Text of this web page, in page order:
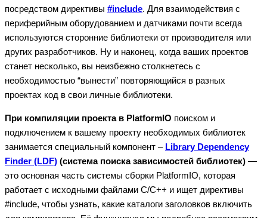
посредством директивы #include. Для взаимодействия с
периферийным оборудованием и датчиками почти всегда
используются сторонние библиотеки от производителя или
других разработчиков. Ну и наконец, когда ваших проектов
станет несколько, вы неизбежно столкнетесь с
необходимостью “вынести” повторяющийся в разных
проектах код в свои личные библиотеки.
При компиляции проекта в PlatformIO поиском и
подключением к вашему проекту необходимых библиотек
занимается специальный компонент – Library Dependency
Finder (LDF) (система поиска зависимостей библиотек) —
это основная часть системы сборки PlatformIO, которая
работает с исходными файлами C/C++ и ищет директивы
#include, чтобы узнать, какие каталоги заголовков включить